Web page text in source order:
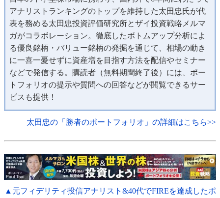
アナリストランキングのトップを維持した太田忠氏が代
表を務める太田忠投資評価研究所とザイ投資戦略メルマ
ガがコラボレーション。徹底したボトムアップ分析によ
る優良銘柄・バリュー銘柄の発掘を通じて、相場の動き
に一喜一憂せずに資産増を目指す方法を配信やセミナー
などで発信する。購読者（無料期間終了後）には、ポー
トフォリオの提示や質問への回答などが閲覧できるサー
ビスも提供！
太田忠の「勝者のポートフォリオ」の詳細はこちら>>
▲元フィデリティ投信アナリスト&40代でFIREを達成したポ